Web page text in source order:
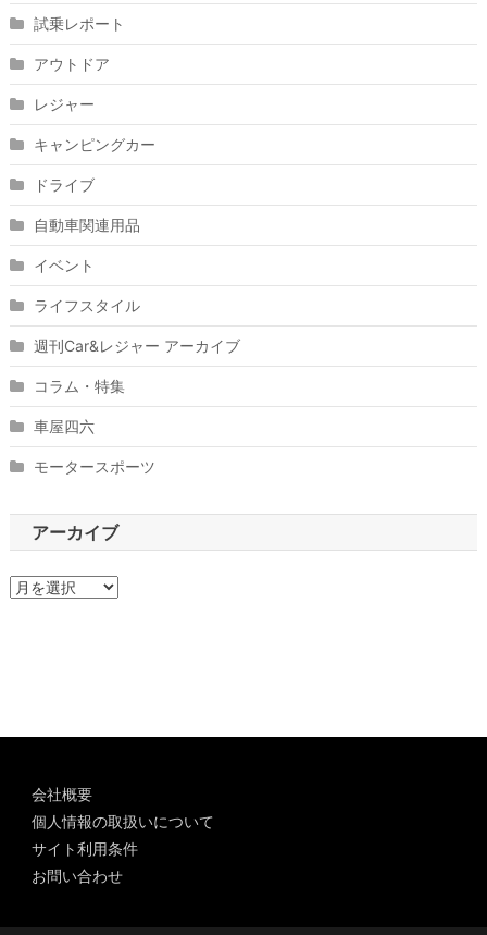
試乗レポート
アウトドア
レジャー
キャンピングカー
ドライブ
自動車関連用品
イベント
ライフスタイル
週刊Car&レジャー アーカイブ
コラム・特集
車屋四六
モータースポーツ
アーカイブ
ア
会社概要
個人情報の取扱いについて
サイト利用条件
お問い合わせ